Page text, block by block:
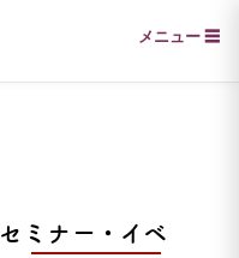
メニュー ☰
ミナー・イベ